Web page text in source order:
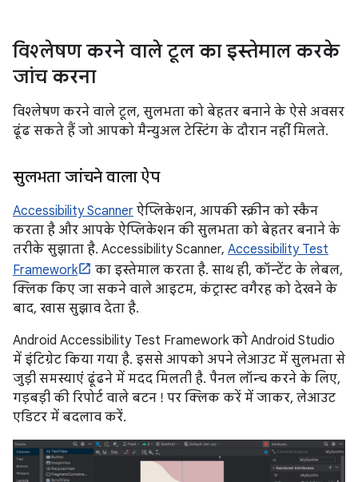
विश्लेषण करने वाले टूल का इस्तेमाल करके
जांच करना
विश्लेषण करने वाले टूल, सुलभता को बेहतर बनाने के ऐसे अवसर
ढूंढ सकते हैं जो आपको मैन्युअल टेस्टिंग के दौरान नहीं मिलते.
सुलभता जांचने वाला ऐप
Accessibility Scanner ऐप्लिकेशन, आपकी स्क्रीन को स्कैन
करता है और आपके ऐप्लिकेशन की सुलभता को बेहतर बनाने के
तरीके सुझाता है. Accessibility Scanner, Accessibility Test
Framework
का इस्तेमाल करता है. साथ ही, कॉन्टेंट के लेबल,
क्लिक किए जा सकने वाले आइटम, कंट्रास्ट वगैरह को देखने के
बाद, खास सुझाव देता है.
Android Accessibility Test Framework को Android Studio
में इंटिग्रेट किया गया है. इससे आपको अपने लेआउट में सुलभता से
जुड़ी समस्याएं ढूंढने में मदद मिलती है. पैनल लॉन्च करने के लिए,
गड़बड़ी की रिपोर्ट वाले बटन ! पर क्लिक करें में जाकर, लेआउट
एडिटर में बदलाव करें.